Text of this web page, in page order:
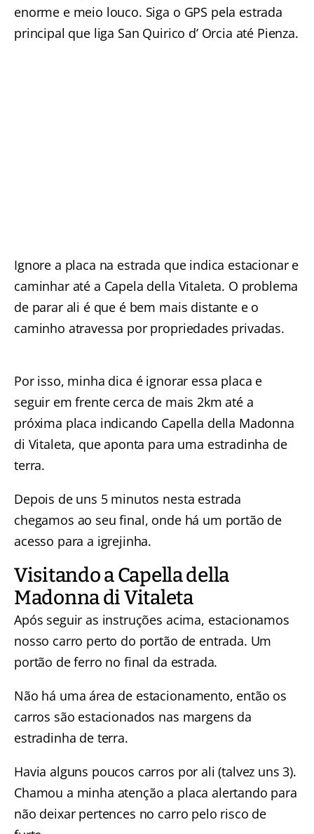
enorme e meio louco. Siga o GPS pela estrada
principal que liga San Quirico d’ Orcia até Pienza.
Ignore a placa na estrada que indica estacionar e
caminhar até a Capela della Vitaleta. O problema
de parar ali é que é bem mais distante e o
caminho atravessa por propriedades privadas.
Por isso, minha dica é ignorar essa placa e
seguir em frente cerca de mais 2km até a
próxima placa indicando Capella della Madonna
di Vitaleta, que aponta para uma estradinha de
terra.
Depois de uns 5 minutos nesta estrada
chegamos ao seu final, onde há um portão de
acesso para a igrejinha.
Visitando a Capella della
Madonna di Vitaleta
Após seguir as instruções acima, estacionamos
nosso carro perto do portão de entrada. Um
portão de ferro no final da estrada.
Não há uma área de estacionamento, então os
carros são estacionados nas margens da
estradinha de terra.
Havia alguns poucos carros por ali (talvez uns 3).
Chamou a minha atenção a placa alertando para
não deixar pertences no carro pelo risco de